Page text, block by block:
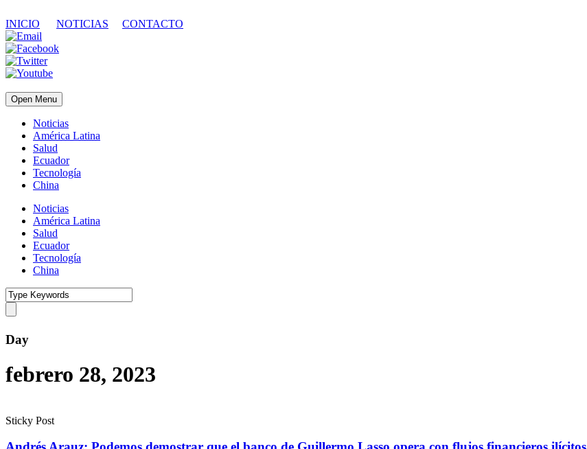
INICIO NOTICIAS CONTACTO
Open Menu
Noticias
América Latina
Salud
Ecuador
Tecnología
China
Noticias
América Latina
Salud
Ecuador
Tecnología
China
Day
febrero 28, 2023
Sticky Post